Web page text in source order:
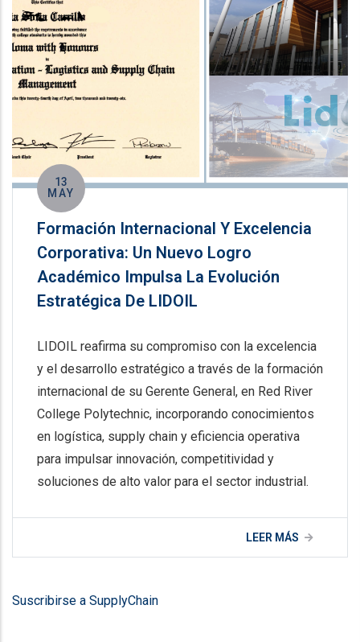
13
MAY
Formación Internacional Y Excelencia
Corporativa: Un Nuevo Logro
Académico Impulsa La Evolución
Estratégica De LIDOIL
LIDOIL reafirma su compromiso con la excelencia
y el desarrollo estratégico a través de la formación
internacional de su Gerente General, en Red River
College Polytechnic, incorporando conocimientos
en logística, supply chain y eficiencia operativa
para impulsar innovación, competitividad y
soluciones de alto valor para el sector industrial.
LEER MÁS
Suscribirse a SupplyChain